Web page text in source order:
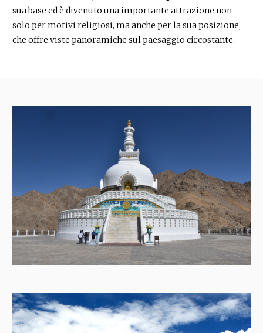
sua base ed è divenuto una importante attrazione non
solo per motivi religiosi, ma anche per la sua posizione,
che offre viste panoramiche sul paesaggio circostante.